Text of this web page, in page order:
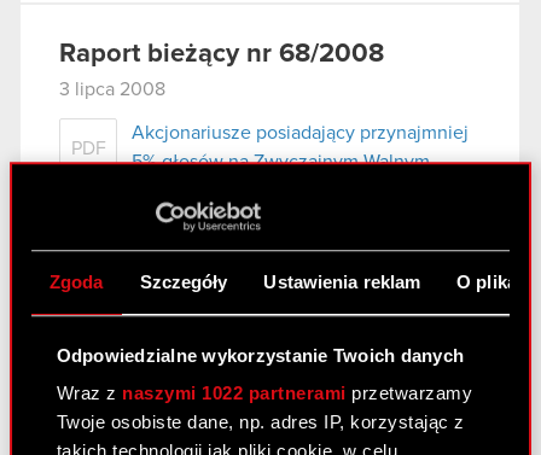
Zgoda Szczegóły Ustawienia reklam O
Odpowiedzialne wykorzystanie Twoich danych
Wraz z naszymi 1022 partnerami przetwarzamy
Twoje osobiste dane, np. adres IP, korzystając z
Raport bieżący nr 68/2008
3 lipca 2008
PDF
Akcjonariusze posiadający przynajmniej
5% głosów na Zwyczajnym Walnym
czerwca 2008 r.
Raport bieżący nr 67/2008
2 lipca 2008
PDF Odwołanie Prokurenta samoistnego